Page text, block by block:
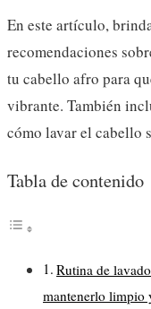
En este artículo,
recomendaciones
tu cabello afro para
vibrante. También
cómo lavar el cabello
Tabla de contenido
Rutina de
mantenerlo limpio